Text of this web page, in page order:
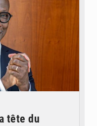
tête du